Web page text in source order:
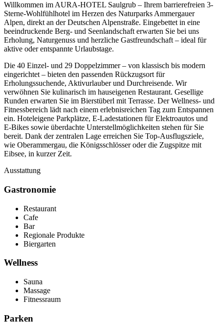
Willkommen im AURA-HOTEL Saulgrub – Ihrem barrierefreien 3-
Sterne-Wohlfühlhotel im Herzen des Naturparks Ammergauer
Alpen, direkt an der Deutschen Alpenstraße. Eingebettet in eine
beeindruckende Berg- und Seenlandschaft erwarten Sie bei uns
Erholung, Naturgenuss und herzliche Gastfreundschaft – ideal für
aktive oder entspannte Urlaubstage.
Die 40 Einzel- und 29 Doppelzimmer – von klassisch bis modern
eingerichtet – bieten den passenden Rückzugsort für
Erholungssuchende, Aktivurlauber und Durchreisende. Wir
verwöhnen Sie kulinarisch im hauseigenen Restaurant. Gesellige
Runden erwarten Sie im Bierstüberl mit Terrasse. Der Wellness- und
Fitnessbereich lädt nach einem erlebnisreichen Tag zum Entspannen
ein. Hoteleigene Parkplätze, E-Ladestationen für Elektroautos und
E-Bikes sowie überdachte Unterstellmöglichkeiten stehen für Sie
bereit. Dank der zentralen Lage erreichen Sie Top-Ausflugsziele,
wie Oberammergau, die Königsschlösser oder die Zugspitze mit
Eibsee, in kurzer Zeit.
Ausstattung
Gastronomie
Restaurant
Cafe
Bar
Regionale Produkte
Biergarten
Wellness
Sauna
Massage
Fitnessraum
Parken